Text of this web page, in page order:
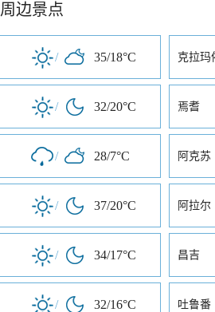
周边景点
/ 35/18°C 克拉玛
/ 32/20°C 焉耆
/ 28/7°C 阿克苏
/ 37/20°C 阿拉尔
/ 34/17°C 昌吉
/ 32/16°C 吐鲁番